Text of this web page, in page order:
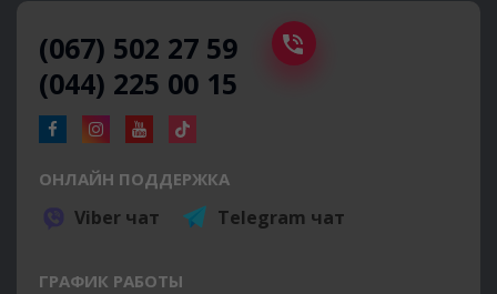
(067) 502 27 59
(044) 225 00 15
ОНЛАЙН ПОДДЕРЖКА
Viber чат Telegram чат
ГРАФИК РАБОТЫ